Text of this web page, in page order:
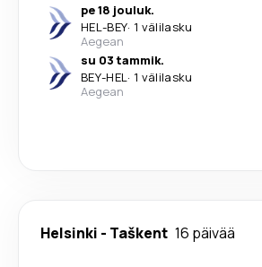
pe 18 jouluk.
HEL-BEY· 1 välilasku
Aegean
su 03 tammik.
BEY-HEL· 1 välilasku
Aegean
Helsinki - Taškent 16 päivää